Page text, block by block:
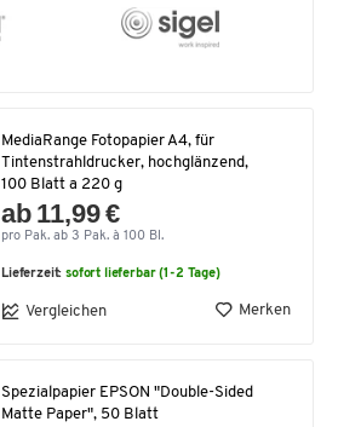
MediaRange Fotopapier A4, für
Tintenstrahldrucker, hochglänzend,
100 Blatt a 220 g
ab 11,99 €
pro Pak. ab 3 Pak. à 100 Bl.
Lieferzeit:sofort lieferbar (1-2 Tage)
Vergleichen Merken
Spezialpapier EPSON "Double-Sided
Matte Paper", 50 Blatt